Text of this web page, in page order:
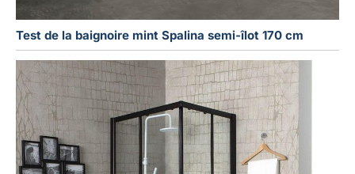
Test de la baignoire mint Spalina semi-îlot 170 cm